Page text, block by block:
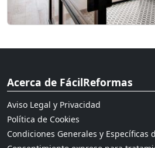
Acerca de FácilReformas
Aviso Legal y Privacidad
Política de Cookies
Condiciones Generales y Específicas